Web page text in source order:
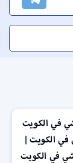
في الكويت
في الكويت |
في الكويت